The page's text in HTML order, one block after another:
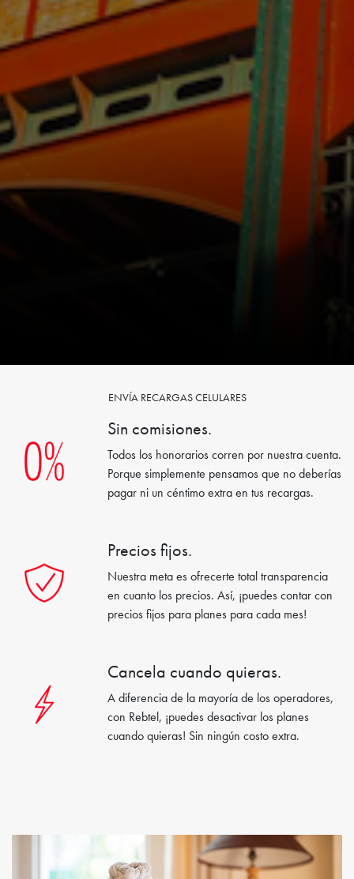
ENVÍA RECARGAS CELULARES
Sin comisiones.
Todos los honorarios corren por nuestra cuenta.
Porque simplemente pensamos que no deberías
pagar ni un céntimo extra en tus recargas.
Precios fijos.
Nuestra meta es ofrecerte total transparencia
en cuanto los precios. Así, ¡puedes contar con
precios fijos para planes para cada mes!
Cancela cuando quieras.
A diferencia de la mayoría de los operadores,
con Rebtel, ¡puedes desactivar los planes
cuando quieras! Sin ningún costo extra.